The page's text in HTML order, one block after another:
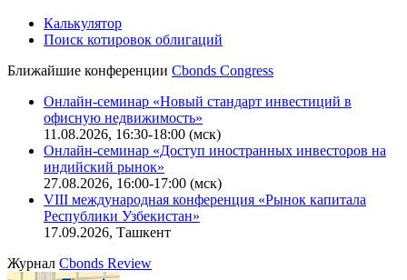
IT-аккредитация
Поиск котировок облигаций
Ближайшие конференцииCbonds Congress
Онлайн-семинар «Новый стандарт инвестиций в
офисную недвижимость»
11.08.2026, 16:30-18:00 (мск)
Онлайн-семинар «Доступ иностранных инвесторов на
индийский рынок»
VIII международная конференция «Рынок капитала